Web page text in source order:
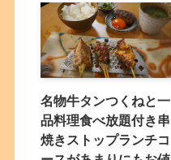
名物牛タンつくねと一
品料理食べ放題付き串
焼きストップランチコ